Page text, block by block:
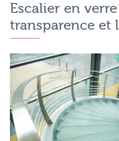
Escalier en
transparence et